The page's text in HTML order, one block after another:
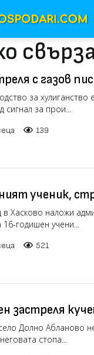
с газов
за
сигнал за прои...
139
ученик,
само с
в Хасково наложи
16-годишен учени...
521
застреля
Долно Абланово
стопа...